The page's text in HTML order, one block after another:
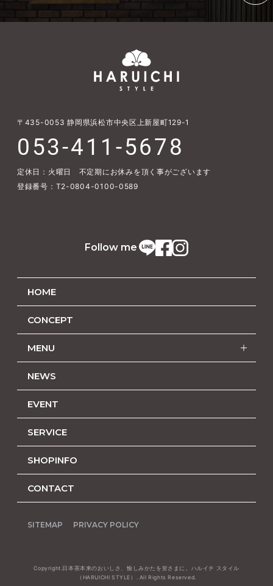
〒435-0053 静岡県浜松市中央区上新屋町129-1
053-411-5678
定休日：火曜日 不定期にお休みを頂く事がございます
登録番号：T2-0804-0100-0589
Follow me
HOME
CONCEPT
MENU
NEWS
EVENT
SERVICE
SHOPINFO
CONTACT
SITEMAP PRIVACY POLICY
Copyright.日本茶本来のおいしさ、愉しみかたを皆さまに。ハルイチ スタイル
（HARUICHI STYLE）. All Rights Reserved.